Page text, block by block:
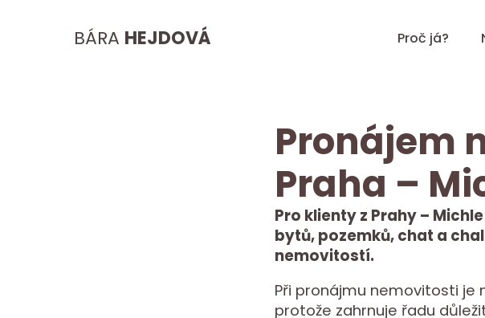
BÁRA HEJDOVÁ Proč já?
Pronájem
Praha –
Pro klienty z Prahy –
bytů, pozemků, chat a
nemovitostí.
Při pronájmu nemovitosti je
protože zahrnuje řadu